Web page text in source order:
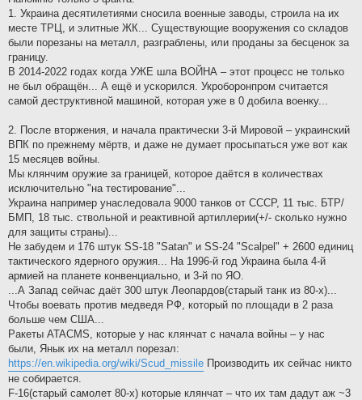
1. Украина десятилетиями сносила военные заводы, строила на их
месте ТРЦ, и элитные ЖК... Существующие вооружения со складов
были порезаны на металл, разграблены, или проданы за бесценок за
границу.
В 2014-2022 годах когда УЖЕ шла ВОЙНА – этот процесс не только
не был обращён... А ещё и ускорился. Укроборонпром считается
самой деструктивной машиной, которая уже в 0 добила военку...
2. После вторжения, и начала практически 3-й Мировой – украинский
ВПК по прежнему мёртв, и даже не думает просыпаться уже вот как
15 месяцев войны.
Мы клянчим оружие за границей, которое даётся в количествах
исключительно "на тестирование"...
Украина например унаследовала 9000 танков от СССР, 11 тыс. БТР/
БМП, 18 тыс. ствольной и реактивной артиллерии(+/- сколько нужно
для защиты страны)...
Не забудем и 176 штук SS-18 "Satan" и SS-24 "Scalpel" + 2600 единиц
тактического ядерного оружия... На 1996-й год Украина была 4-й
армией на планете конвенциально, и 3-й по ЯО.
...А Запад сейчас даёт 300 штук Леопардов(старый танк из 80-х)...
Чтобы воевать против медведя РФ, который по площади в 2 раза
больше чем США...
Ракеты ATACMS, которые у нас клянчат с начала войны – у нас
были, Янык их на металл порезал:
https://en.wikipedia.org/wiki/Scud_missile Производить их сейчас никто
не собирается.
F-16(старый самолет 80-х) которые клянчат – что их там дадут аж ~3